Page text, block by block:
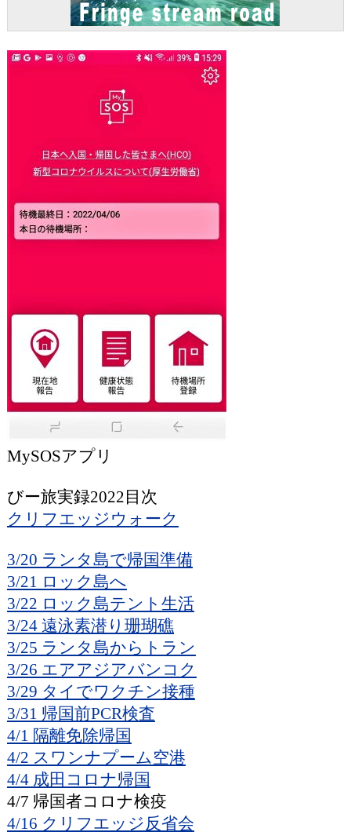
MySOSアプリ
びー旅実録2022目次
クリフエッジウォーク
3/20 ランタ島で帰国準備
3/21 ロック島へ
3/22 ロック島テント生活
3/24 遠泳素潜り珊瑚礁
3/25 ランタ島からトラン
3/26 エアアジアバンコク
3/29 タイでワクチン接種
3/31 帰国前PCR検査
4/1 隔離免除帰国
4/2 スワンナプーム空港
4/4 成田コロナ帰国
4/7 帰国者コロナ検疫
4/16 クリフエッジ反省会